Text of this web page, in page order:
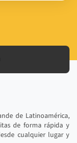
de Latinoamérica,
de forma rápida y
cualquier lugar y